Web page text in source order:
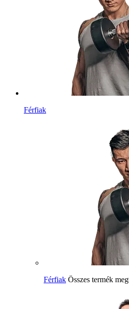
Férfiak
Férfiak Összes termék